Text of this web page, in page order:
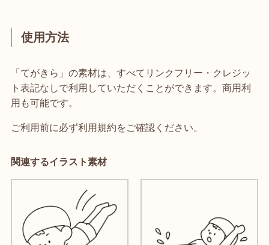
使用方法
「てがきら」の素材は、すべてリンクフリー・クレジッ
ト表記なしで利用していただくことができます。商用利
用も可能です。
ご利用前に必ず利用規約をご確認ください。
関連するイラスト素材